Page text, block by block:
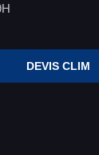
DEVIS CLIM